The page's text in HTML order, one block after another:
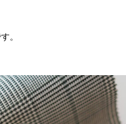
。